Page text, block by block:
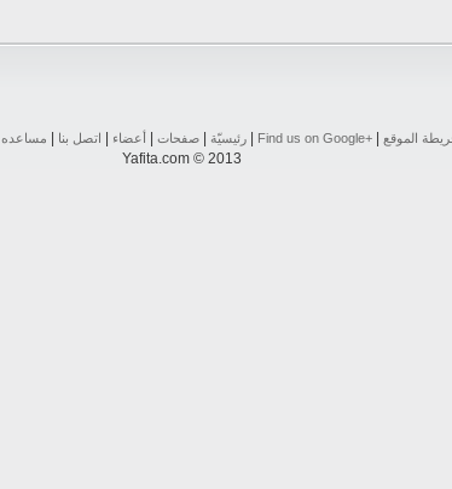
الموقع Find us on ‪Google+‬‏ رئيسيّة صفحات أعضاء اتصل بنا مساعده
Yafita.com © 2013